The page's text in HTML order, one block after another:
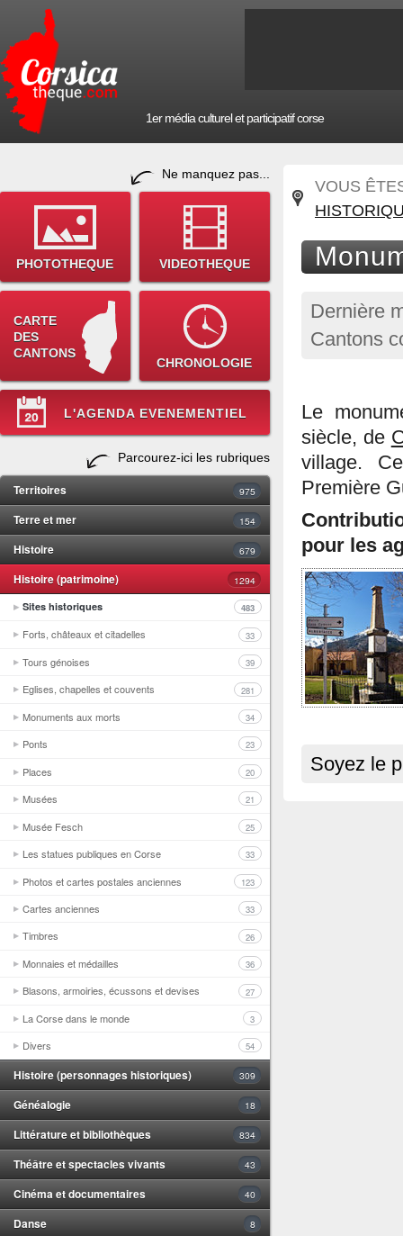
1er média culturel et participatif corse
Ne manquez pas...
PHOTOTHEQUE VIDEOTHEQUE
CARTE
DES
CANTONS
CHRONOLOGIE
L'AGENDA EVENEMENTIEL
Parcourez-ici les rubriques
Territoires 975
Terre et mer 154
Histoire 679
Histoire (patrimoine)
1294
Sites historiques
483
Forts, châteaux et citadelles 33
Tours génoises 39
Eglises, chapelles et couvents 281
Monuments aux morts 34
Ponts 23
Places 20
Musées 21
Musée Fesch 25
Les statues publiques en Corse 33
Photos et cartes postales anciennes 123
Cartes anciennes 33
Timbres 26
Monnaies et médailles 36
Blasons, armoiries, écussons et devises 27
La Corse dans le monde 3
Divers 54
Histoire (personnages historiques) 309
Généalogie 18
Littérature et bibliothèques 834
Théâtre et spectacles vivants 43
Cinéma et documentaires 40
Danse 8
VOUS
Dernière
Cantons
Le
siècle, de
village.
Première
pour les
Soyez le